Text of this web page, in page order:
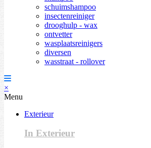
schuimshampoo
insectenreiniger
drooghulp - wax
ontvetter
wasplaatsreinigers
diversen
wasstraat - rollover
×
Menu
Exterieur
In Exterieur